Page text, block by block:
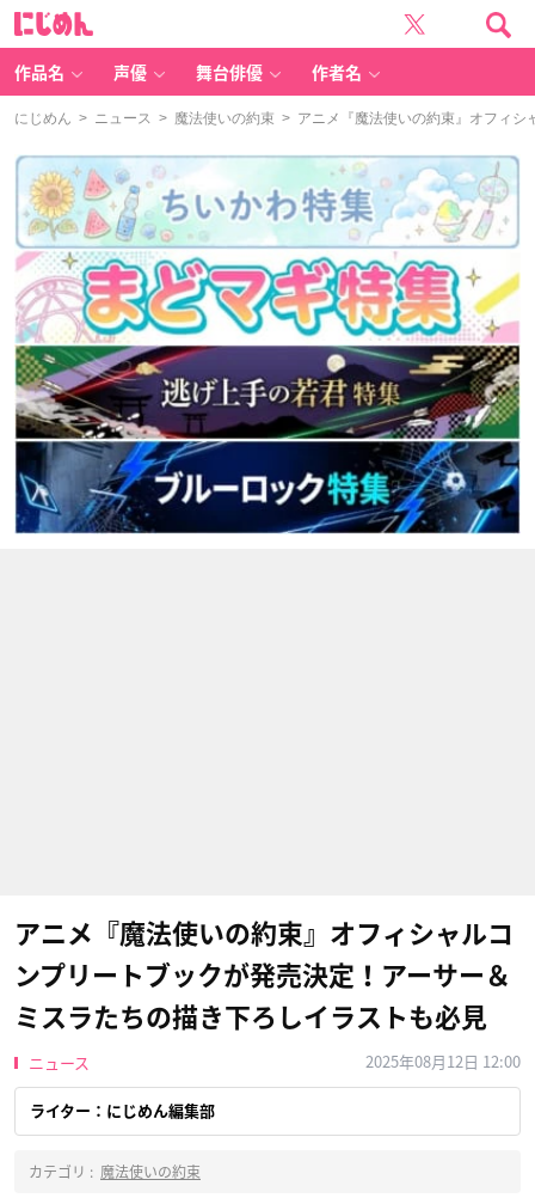
作品名 声優 舞台俳優 作者名
にじめん > ニュース > 魔法使いの約束 > アニメ『魔法使いの約束』オフィシ
アニメ『魔法使いの約束』オフィシャルコ
ンプリートブックが発売決定！アーサー＆
ミスラたちの描き下ろしイラストも必見
ニュース 2025年08月12日 12:00
ライター：にじめん編集部
カテゴリ : 魔法使いの約束